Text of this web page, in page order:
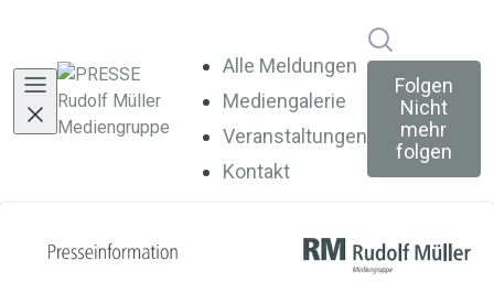
Alle Meldungen
Mediengalerie
Veranstaltungen
Kontakt
Folgen
Nicht
mehr
folgen